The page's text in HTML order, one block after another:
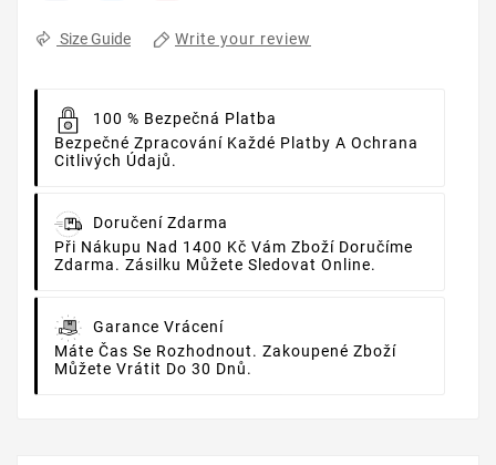
Size Guide Write your review
100 % Bezpečná Platba
Bezpečné Zpracování Každé Platby A Ochrana
Citlivých Údajů.
Doručení Zdarma
Při Nákupu Nad 1400 Kč Vám Zboží Doručíme
Zdarma. Zásilku Můžete Sledovat Online.
Garance Vrácení
Máte Čas Se Rozhodnout. Zakoupené Zboží
Můžete Vrátit Do 30 Dnů.